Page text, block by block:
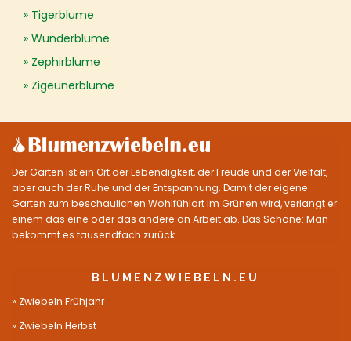
Tigerblume
Wunderblume
Zephirblume
Zigeunerblume
Der Garten ist ein Ort der Lebendigkeit, der Freude und der Vielfalt,
aber auch der Ruhe und der Entspannung. Damit der eigene
Garten zum beschaulichen Wohlfühlort im Grünen wird, verlangt er
einem das eine oder das andere an Arbeit ab. Das Schöne: Man
bekommt es tausendfach zurück.
BLUMENZWIEBELN.EU
Zwiebeln Frühjahr
Zwiebeln Herbst